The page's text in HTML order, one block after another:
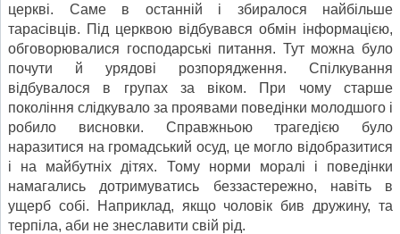
церкві. Саме в останній і збиралося найбільше
тарасівців. Під церквою відбувався обмін інформацією,
обговорювалися господарські питання. Тут можна було
почути й урядові розпорядження. Спілкування
відбувалося в групах за віком. При чому старше
покоління слідкувало за проявами поведінки молодшого і
робило висновки. Справжньою трагедією було
наразитися на громадський осуд, це могло відобразитися
і на майбутніх дітях. Тому норми моралі і поведінки
намагались дотримуватись беззастережно, навіть в
ущерб собі. Наприклад, якщо чоловік бив дружину, та
терпіла, аби не знеславити свій рід.